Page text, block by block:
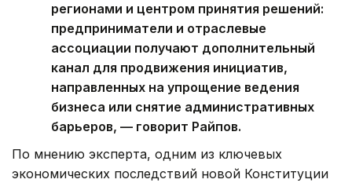
регионами и центром принятия решений:
предприниматели и отраслевые
ассоциации получают дополнительный
канал для продвижения инициатив,
направленных на упрощение ведения
бизнеса или снятие административных
барьеров, — говорит Райпов.
По мнению эксперта, одним из ключевых
экономических последствий новой Конституции